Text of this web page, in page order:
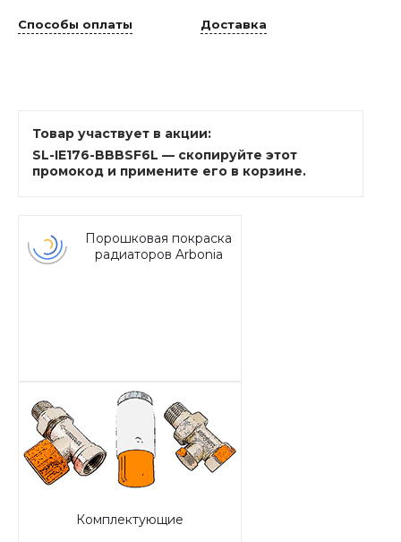
Способы оплаты Доставка
Товар участвует в акции:
SL-IE176-BBBSF6L — скопируйте этот
промокод и примените его в корзине.
Порошковая покраска
радиаторов Arbonia
Комплектующие